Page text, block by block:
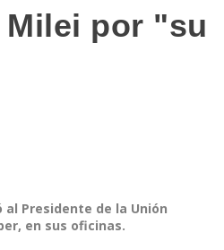
por "su
al Presidente de la Unión
en sus oficinas.